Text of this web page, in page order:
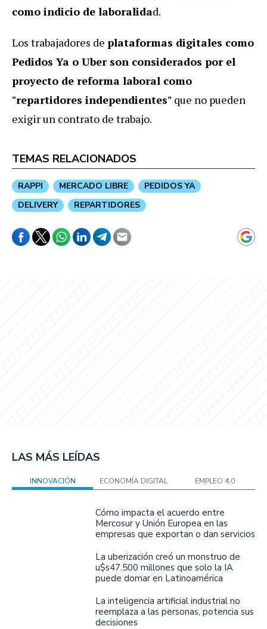
como indicio de laboralidad.
Los trabajadores de plataformas digitales como
Pedidos Ya o Uber son considerados por el
proyecto de reforma laboral como
"repartidores independientes" que no pueden
exigir un contrato de trabajo.
TEMAS RELACIONADOS
RAPPI MERCADO LIBRE
PEDIDOS YA
DELIVERY
REPARTIDORES
LAS MÁS LEÍDAS
INNOVACIÓN ECONOMÍA DIGITAL EMPLEO 4.0
Cómo impacta el acuerdo entre
Mercosur y Unión Europea en las
empresas que exportan o dan servicios
La uberización creó un monstruo de
u$s47.500 millones que solo la IA
puede domar en Latinoamérica
La inteligencia artificial industrial no
reemplaza a las personas, potencia sus
decisiones